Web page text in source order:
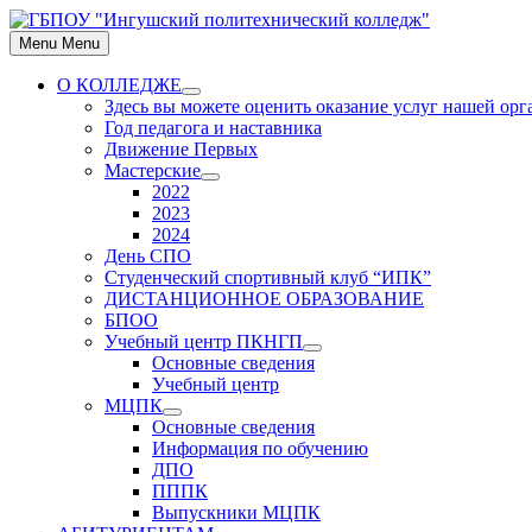
Skip
to
content
Menu Menu
О КОЛЛЕДЖЕ
Show
sub
menu
Здесь вы можете оценить оказание услуг нашей
Год педагога и наставника
Движение Первых
Мастерские
Show
2022
2023
2024
День СПО
Студенческий спортивный клуб “ИПК”
ДИСТАНЦИОННОЕ ОБРАЗОВАНИЕ
БПОО
Учебный центр ПКНГП
Show
sub
Основные сведения
Учебный центр
МЦПК
Show
sub
menu
Основные сведения
Информация по обучению
ДПО
ПППК
Выпускники МЦПК